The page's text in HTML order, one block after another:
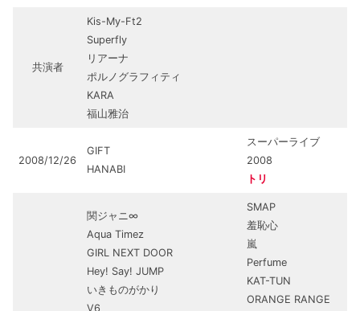
共演者
Kis-My-Ft2
Superfly
リアーナ
ポルノグラフィティ
KARA
福山雅治
2008/12/26
GIFT
HANABI
スーパーライブ
2008
トリ
関ジャニ∞
Aqua Timez
GIRL NEXT DOOR
Hey! Say! JUMP
いきものがかり
V6
SMAP
羞恥心
嵐
Perfume
KAT-TUN
ORANGE RANGE